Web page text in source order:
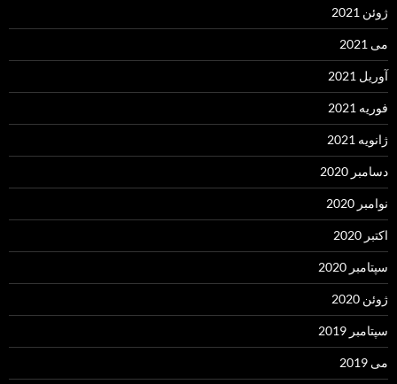
ژوئن 2021
می 2021
آوریل 2021
فوریه 2021
ژانویه 2021
دسامبر 2020
نوامبر 2020
اکتبر 2020
سپتامبر 2020
ژوئن 2020
سپتامبر 2019
می 2019